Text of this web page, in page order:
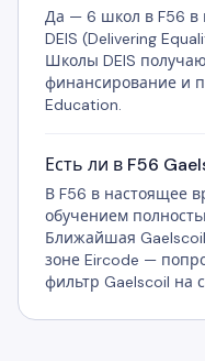
Да — 6 школ в F56 в
DEIS (Delivering
Школы DEIS
финансирование и
Education.
Есть ли в F56
В F56 в настоящее
обучением
Ближайшая
зоне Eircode —
фильтр Gaelscoil на